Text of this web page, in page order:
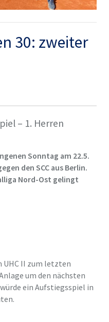
30: zweiter
– 1. Herren
Sonntag am 22.5.
den SCC aus Berlin.
Nord-Ost gelingt
UHC II zum letzten
um den nächsten
ein Aufstiegsspiel in